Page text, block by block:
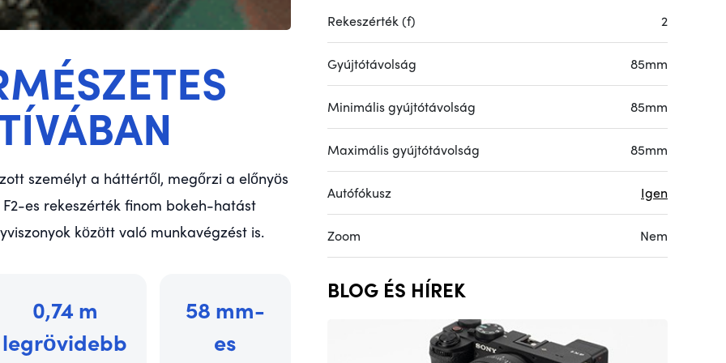
személyt a háttértől, megőrzi a előnyös
es rekeszérték finom bokeh-hatást
között való munkavégzést is.
0,74 m
legrövidebb
58 mm-
es
Rekeszérték (f) 2
Gyújtótávolság 85mm
Minimális gyújtótávolság 85mm
Maximális gyújtótávolság 85mm
Autófókusz Igen
Zoom Nem
BLOG ÉS HÍREK